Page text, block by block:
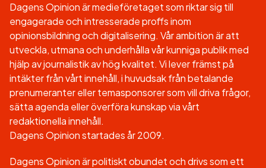
Dagens Opinion är medieföretaget som riktar sig till
engagerade och intresserade proffs inom
opinionsbildning och digitalisering. Vår ambition är att
utveckla, utmana och underhålla vår kunniga publik med
hjälp av journalistik av hög kvalitet. Vi lever främst på
intäkter från vårt innehåll, i huvudsak från betalande
prenumeranter eller temasponsorer som vill driva frågor,
sätta agenda eller överföra kunskap via vårt
redaktionella innehåll.
Dagens Opinion startades år 2009.
Dagens Opinion är politiskt obundet och drivs som ett